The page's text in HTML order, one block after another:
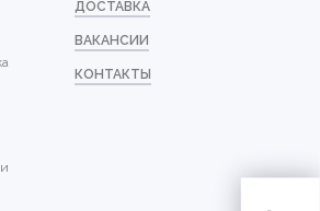
ДОСТАВКА
ВАКАНСИИ
КОНТАКТЫ